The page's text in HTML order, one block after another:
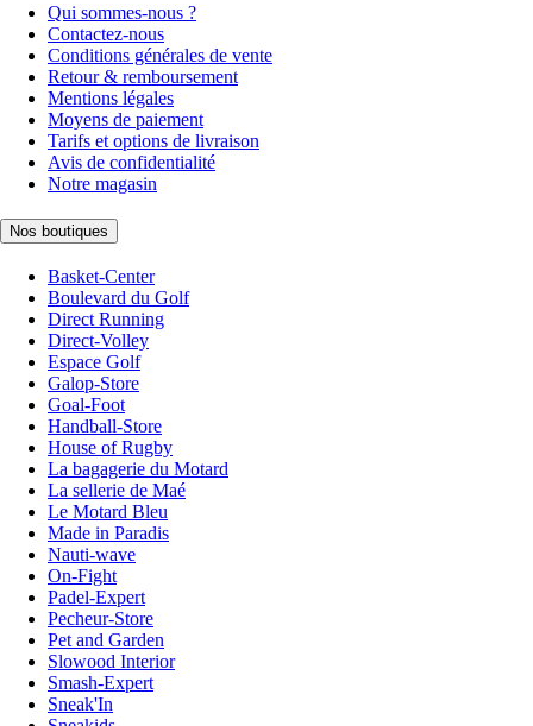
Qui sommes-nous ?
Contactez-nous
Conditions générales de vente
Retour & remboursement
Mentions légales
Moyens de paiement
Tarifs et options de livraison
Avis de confidentialité
Notre magasin
Nos boutiques
Basket-Center
Boulevard du Golf
Direct Running
Direct-Volley
Espace Golf
Galop-Store
Goal-Foot
Handball-Store
House of Rugby
La bagagerie du Motard
La sellerie de Maé
Le Motard Bleu
Made in Paradis
Nauti-wave
On-Fight
Padel-Expert
Pecheur-Store
Pet and Garden
Slowood Interior
Smash-Expert
Sneak'In